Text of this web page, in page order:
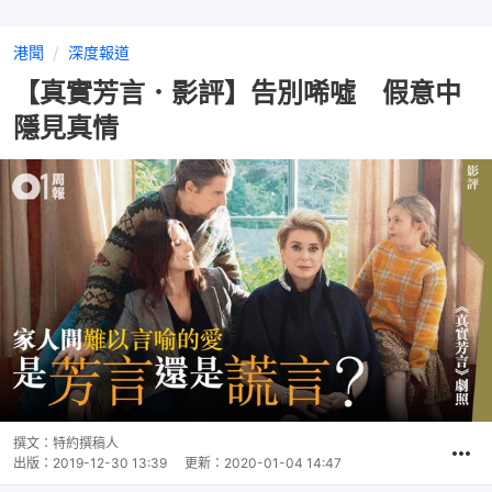
港聞 深度報道
【真實芳言．影評】告別唏噓 假意中
隱見真情
撰文： 特約撰稿人
出版： 2019-12-30 13:39 更新： 2020-01-04 14:47